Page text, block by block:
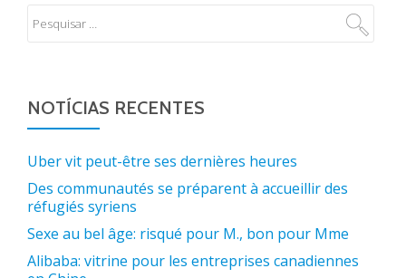
NOTÍCIAS RECENTES
Uber vit peut-être ses dernières heures
Des communautés se préparent à accueillir des
réfugiés syriens
Sexe au bel âge: risqué pour M., bon pour Mme
Alibaba: vitrine pour les entreprises canadiennes